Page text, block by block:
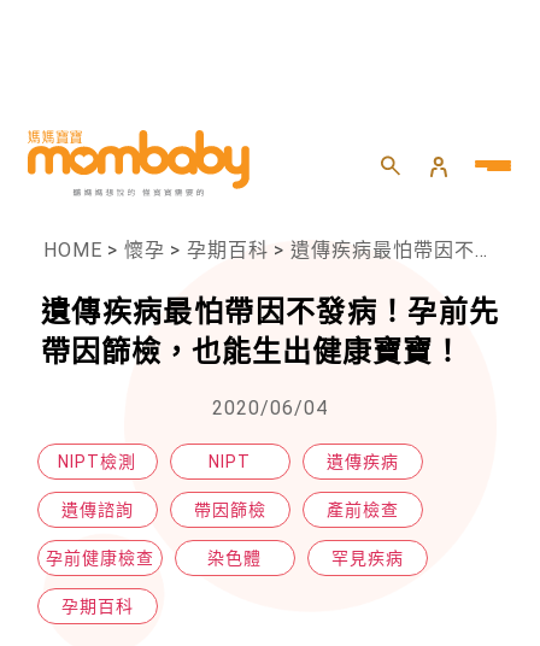
HOME > 懷孕 > 孕期百科 > 遺傳疾病最怕帶因不發病！孕前先帶因篩檢，也能生出健康寶寶！
遺傳疾病最怕帶因不發病！孕前先
帶因篩檢，也能生出健康寶寶！
2020/06/04
NIPT檢測 NIPT 遺傳疾病
遺傳諮詢 帶因篩檢 產前檢查
孕前健康檢查 染色體 罕見疾病
孕期百科